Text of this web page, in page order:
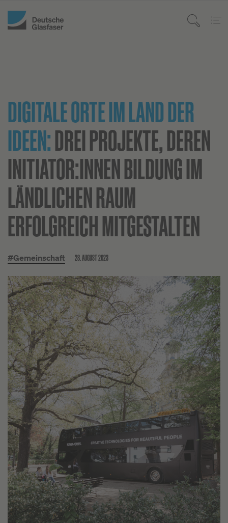
DIGITALE ORTE IM LAND DER
IDEEN:DREI PROJEKTE, DEREN
INITIATOR:INNEN BILDUNG IM
LÄNDLICHEN RAUM
ERFOLGREICH MITGESTALTEN
#Gemeinschaft 28. AUGUST 2023